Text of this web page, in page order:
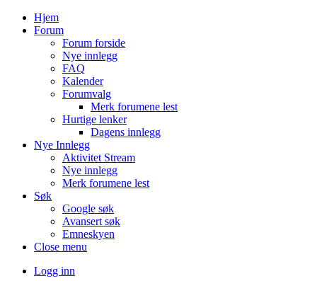
Hjem
Forum
Forum forside
Nye innlegg
FAQ
Kalender
Forumvalg
Merk forumene lest
Hurtige lenker
Dagens innlegg
Nye Innlegg
Aktivitet Stream
Nye innlegg
Merk forumene lest
Søk
Google søk
Avansert søk
Emneskyen
Close menu
Logg inn